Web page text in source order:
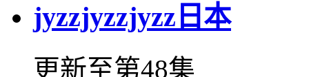
jyzzjyzzjyzz日本
更新至第48集